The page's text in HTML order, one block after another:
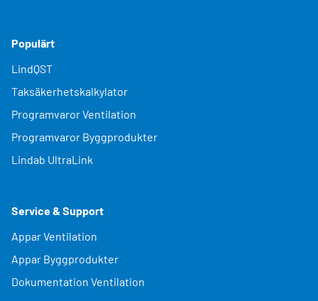
Populärt
LindQST
Taksäkerhetskalkylator
Programvaror Ventilation
Programvaror Byggprodukter
Lindab UltraLink
Service & Support
Appar Ventilation
Appar Byggprodukter
Dokumentation Ventilation